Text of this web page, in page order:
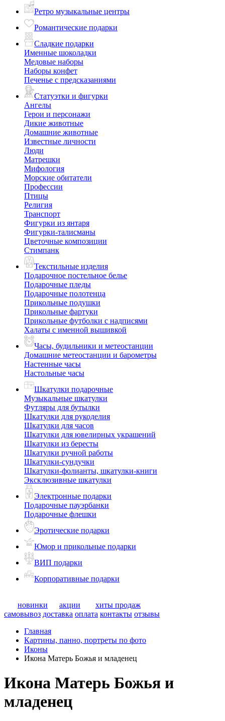
Ретро музыкальные центры
Романтические подарки
Сладкие подарки
Именные шоколадки
Медовые наборы
Наборы конфет
Печенье с предсказаниями
Статуэтки и фигурки
Ангелы
Герои и персонажи
Дикие животные
Домашние животные
Известные личности
Люди
Матрешки
Мифология
Морские обитатели
Профессии
Птицы
Религия
Транспорт
Фигурки из янтаря
Фигурки-талисманы
Цветочные композиции
Стимпанк
Текстильные изделия
Подарочное постельное белье
Подарочные пледы
Подарочные полотенца
Прикольные подушки
Прикольные фартуки
Прикольные футболки с надписями
Халаты с именной вышивкой
Часы, будильники и метеостанции
Домашние метеостанции и барометры
Настенные часы
Настольные часы
Шкатулки подарочные
Музыкальные шкатулки
Футляры для бутылки
Шкатулки для рукоделия
Шкатулки для часов
Шкатулки для ювелирных украшений
Шкатулки из бересты
Шкатулки ручной работы
Шкатулки-сундучки
Шкатулки-фолианты, шкатулки-книги
Эксклюзивные шкатулки
Электронные подарки
Подарочные пауэрбанки
Подарочные флешки
Эротические подарки
Юмор и прикольные подарки
ВИП подарки
Корпоративные подарки
новинки акции
хиты продаж
самовывоз доставка оплата контакты отзывы
Главная
Картины, панно, портреты по фото
Иконы
Икона Матерь Божья и младенец
Икона Матерь Божья и
младенец